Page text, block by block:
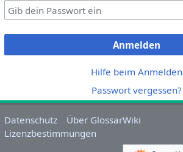
Anmelden
Hilfe beim Anmelden
Passwort vergessen?
Datenschutz
Über GlossarWiki
Lizenzbestimmungen